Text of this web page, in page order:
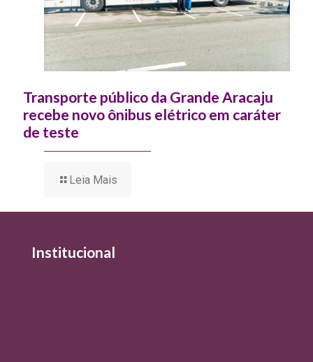
Transporte público da Grande Aracaju
recebe novo ônibus elétrico em caráter
de teste
Leia Mais
Institucional